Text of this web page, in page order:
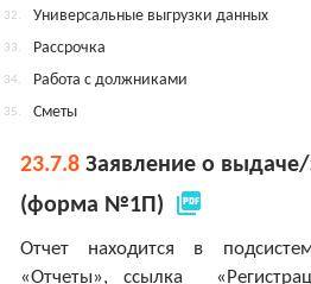
32. Универсальные выгрузки данных
33. Рассрочка
34. Работа с должниками
35. Сметы
23.7.8 Заявление о
(форма №1П) picture_as_pdf
Отчет находится в
«Отчеты», ссылка